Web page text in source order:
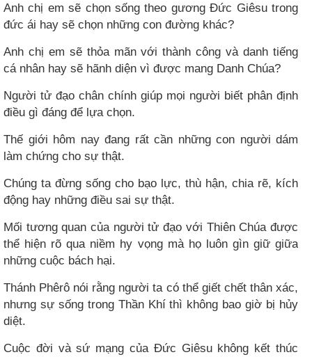
Anh chị em sẽ chọn sống theo gương Đức Giêsu trong
đức ái hay sẽ chọn những con đường khác?
Anh chị em sẽ thỏa mãn với thành công và danh tiếng
cá nhân hay sẽ hãnh diện vì được mang Danh Chúa?
Người tử đạo chân chính giúp mọi người biết phân định
điều gì đáng để lựa chọn.
Thế giới hôm nay đang rất cần những con người dám
làm chứng cho sự thật.
Chúng ta đừng sống cho bạo lực, thù hận, chia rẽ, kích
động hay những điều sai sự thật.
Mối tương quan của người tử đạo với Thiên Chúa được
thể hiện rõ qua niềm hy vọng mà họ luôn gìn giữ giữa
những cuộc bách hại.
Thánh Phêrô nói rằng người ta có thể giết chết thân xác,
nhưng sự sống trong Thần Khí thì không bao giờ bị hủy
diệt.
Cuộc đời và sứ mạng của Đức Giêsu không kết thúc